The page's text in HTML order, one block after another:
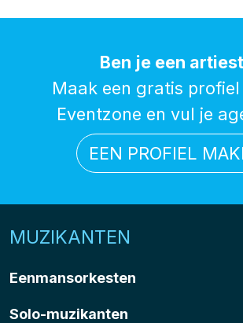
Ben je een
Maak een gratis
Eventzone en vul je
EEN PROFIEL
MUZIKANTEN
Eenmansorkesten
Solo-muzikanten